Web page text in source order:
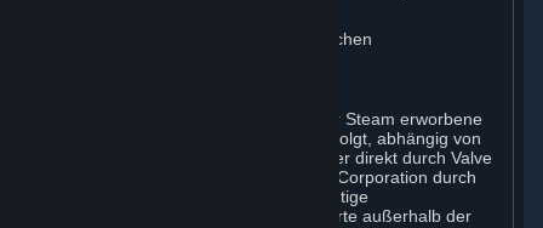
Sie stimmen dem Erhalt von elektronischen
Die Abwicklung von Zahlungen für über Steam erworbene
Inhalte, Dienste und/oder Hardware erfolgt, abhängig von
der gewählten Zahlungsweise, entweder direkt durch Valve
Corporation oder im Auftrag von Valve Corporation durch
Valve GmbH i.L., Valves hundertprozentige
Tochtergesellschaft. Falls Ihre Kreditkarte außerhalb der